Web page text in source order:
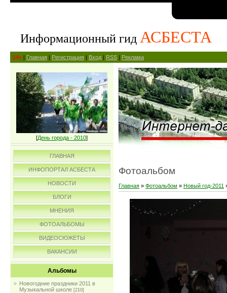
Информационный гид АСБЕСТА
14+ | Главная | Регистрация | Вход | RSS | Реклама
[День города - 2010]
ГЛАВНАЯ
ИНФОПОРТАЛ АСБЕСТА
НОВОСТИ
БЛОГИ
МНЕНИЯ
ФОТОАЛЬБОМЫ
ВИДЕОСЮЖЕТЫ
ВАКАНСИИ
Альбомы
Новогодние праздники 2011 в
Музыкальной школе [210]
Фотоальбом
Главная » Фотоальбом » Новый год-2011